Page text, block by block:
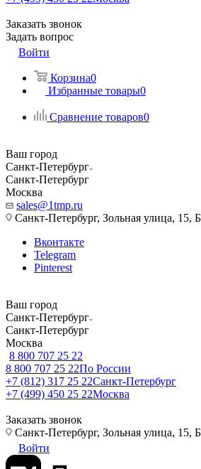
Заказать звонок
Задать вопрос
Войти
Корзина0
Избранные товары0
Сравнение товаров0
Ваш город
Санкт-Петербург
Санкт-Петербург
Москва
sales@1tmp.ru
Санкт-Петербург, Зольная улица,
Вконтакте
Telegram
Pinterest
Ваш город
Санкт-Петербург
Санкт-Петербург
Москва
8 800 707 25 22
8 800 707 25 22По России
+7 (812) 317 25 22Санкт-Петербург
+7 (499) 450 25 22Москва
Заказать звонок
Санкт-Петербург, Зольная улица,
Войти